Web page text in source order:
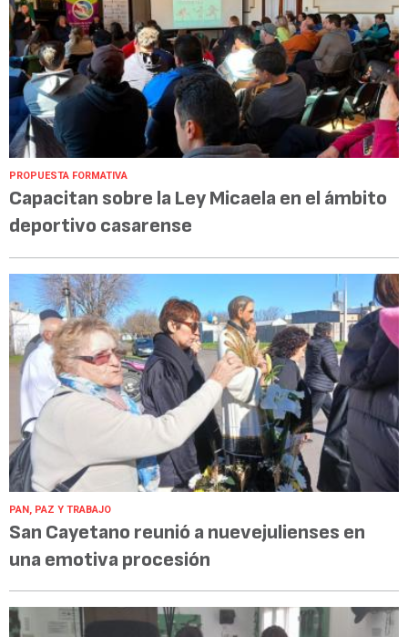
PROPUESTA FORMATIVA
Capacitan sobre la Ley Micaela en el ámbito
deportivo casarense
PAN, PAZ Y TRABAJO
San Cayetano reunió a nuevejulienses en
una emotiva procesión